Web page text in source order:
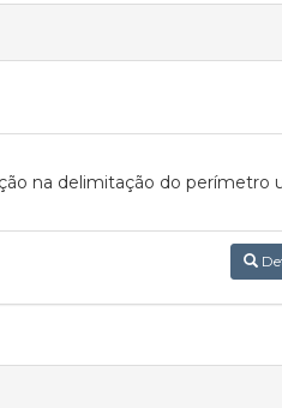
na delimitação do perímetro